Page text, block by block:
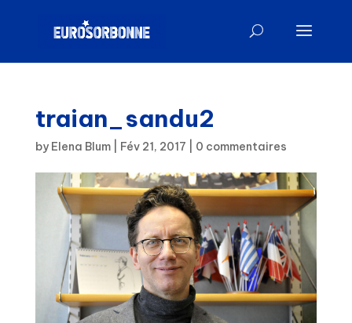
traian_sandu2
by Elena Blum| Fév 21, 2017 0 commentaires